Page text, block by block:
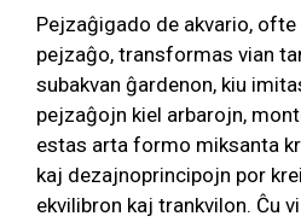
Pejzaĝigado de akvario,
pejzaĝo, transformas vian
subakvan ĝardenon, kiu
pejzaĝojn kiel arbarojn,
estas arta formo miksanta
kaj dezajnoprincipojn por
ekvilibron kaj trankvilon. Ĉu